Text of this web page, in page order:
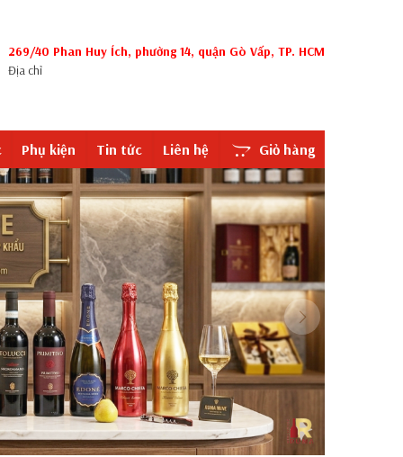
269/40 Phan Huy Ích, phường 14, quận Gò Vấp, TP. HCM
Địa chỉ
Phụ kiện Tin tức Liên hệ Giỏ hàng